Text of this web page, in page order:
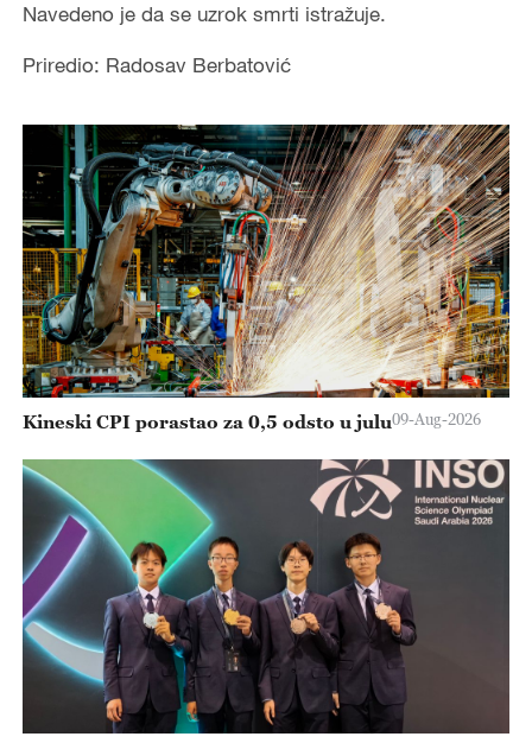
Navedeno je da se uzrok smrti istražuje.
Priredio: Radosav Berbatović
Kineski CPI porastao za 0,5 odsto u julu09-Aug-2026